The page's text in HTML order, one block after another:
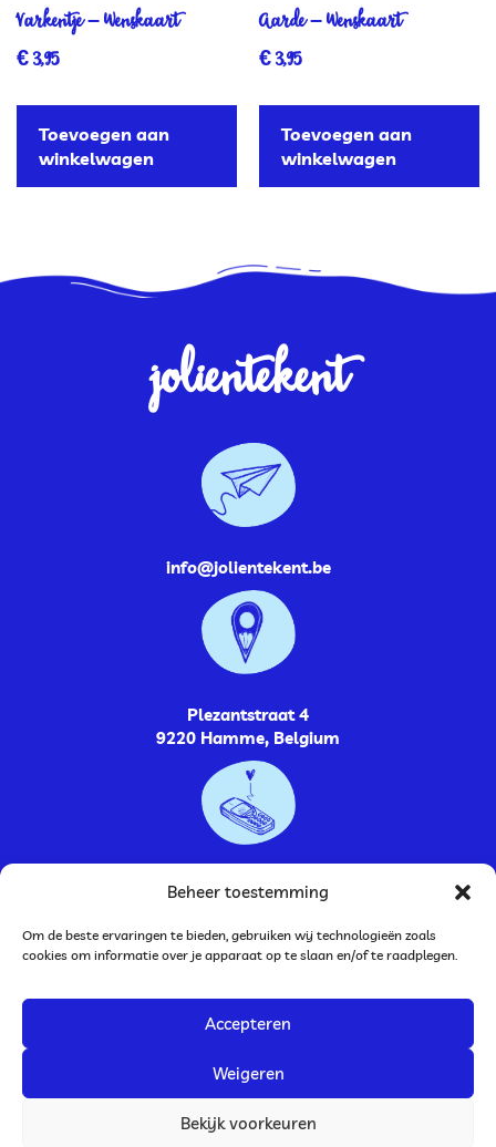
Beheer toestemming
Om de beste ervaringen te bieden, gebruiken wij technologieën zoals
cookies om informatie over je apparaat op te slaan en/of te raadplegen.
Accepteren
Weigeren
Bekijk voorkeuren
Varkentje – Wenskaart
€3,95
Toevoegen aan
winkelwagen
Aarde – Wenskaart
€3,95
Toevoegen aan
winkelwagen
jolientekent
info@jolientekent.be
Plezantstraat 4
9220 Hamme, Belgium
0485264448
BTW nummer: BE0752.787.009